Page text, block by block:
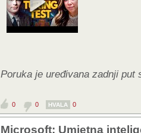
Poruka je uređivana zadnji put
0 0 HVALA 0
Microsoft: Umjetna